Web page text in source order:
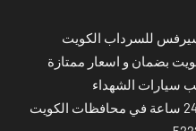
للسرداب الكويت
بضمان و اسعار ممتازة
سيارات الشهداء